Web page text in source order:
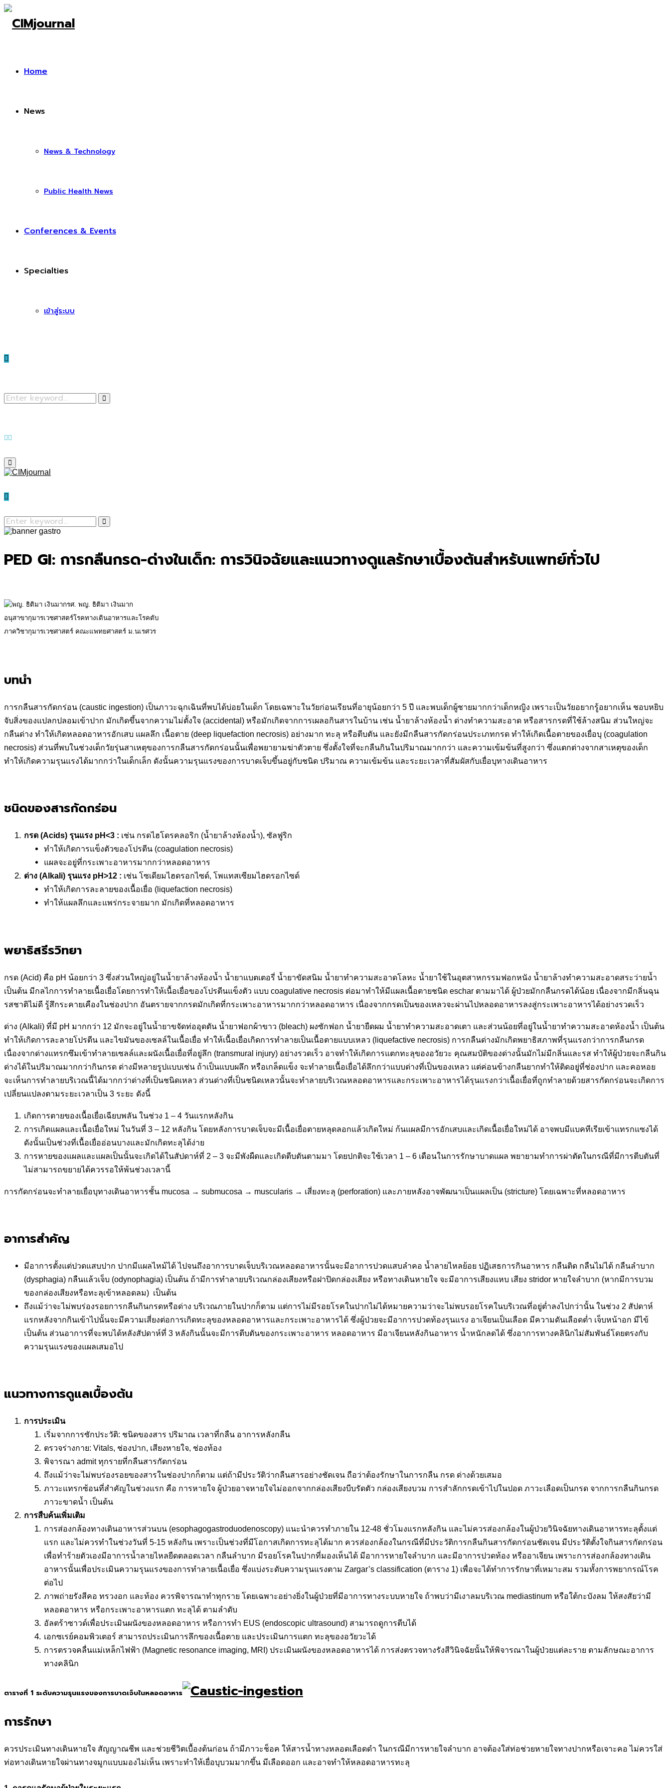
Home
News
News & Technology
Public Health News
Conferences & Events
Specialties
เข้าสู่ระบบ
Search
for:
Search
Facebook
Primary
Menu
Search
for:
Search
PED GI: การกลืนกรด-ด่างในเด็ก: การวินิจฉัยและแนวทางดูแลรักษาเบื้องต้นสำหรับแพทย์ทั่วไป
รศ. พญ. ธิติมา เงินมาก
อนุสาขากุมารเวชศาสตร์โรคทางเดินอาหารและโรคตับ
ภาควิชากุมารเวชศาสตร์ คณะแพทยศาสตร์ ม.นเรศวร
บทนำ
การกลืนสารกัดกร่อน (caustic ingestion) เป็นภาวะฉุกเฉินที่พบได้บ่อยในเด็ก โดยเฉพาะในวัยก่อนเรียนที่อายุน้อยกว่า 5 ปี และพบเด็กผู้ชายมากกว่าเด็กหญิง เพราะเป็นวัยอยากรู้อยากเห็น ชอบหยิบ
จับสิ่งของแปลกปลอมเข้าปาก มักเกิดขึ้นจากความไม่ตั้งใจ (accidental) หรือมักเกิดจากการเผลอกินสารในบ้าน เช่น น้ำยาล้างห้องน้ำ ด่างทำความสะอาด หรือสารกรดที่ใช้ล้างสนิม ส่วนใหญ่จะ
กลืนด่าง ทำให้เกิดหลอดอาหารอักเสบ แผลลึก เนื้อตาย (deep liquefaction necrosis) อย่างมาก ทะลุ หรือตีบตัน และยังมีกลืนสารกัดกร่อนประเภทกรด ทำให้เกิดเนื้อตายของเยื่อบุ (coagulation
necrosis) ส่วนที่พบในช่วงเด็กวัยรุ่นสาเหตุของการกลืนสารกัดกร่อนนั้นเพื่อพยายามฆ่าตัวตาย ซึ่งตั้งใจที่จะกลืนกินในปริมาณมากกว่า และความเข้มข้นที่สูงกว่า ซึ่งแตกต่างจากสาเหตุของเด็ก
ทำให้เกิดความรุนแรงได้มากกว่าในเด็กเล็ก ดังนั้นความรุนแรงของการบาดเจ็บขึ้นอยู่กับชนิด ปริมาณ ความเข้มข้น และระยะเวลาที่สัมผัสกับเยื่อบุทางเดินอาหาร
ชนิดของสารกัดกร่อน
กรด (Acids) รุนแรง pH<3 : เช่น กรดไฮโดรคลอริก (น้ำยาล้างห้องน้ำ), ซัลฟูริก
ทำให้เกิดการแข็งตัวของโปรตีน (coagulation necrosis)
แผลจะอยู่ที่กระเพาะอาหารมากกว่าหลอดอาหาร
ด่าง (Alkali) รุนแรง pH>12 : เช่น โซเดียมไฮดรอกไซด์, โพแทสเซียมไฮดรอกไซด์
ทำให้เกิดการละลายของเนื้อเยื่อ (liquefaction necrosis)
ทำให้แผลลึกและแพร่กระจายมาก มักเกิดที่หลอดอาหาร
พยาธิสรีรวิทยา
กรด (Acid) คือ pH น้อยกว่า 3 ซึ่งส่วนใหญ่อยู่ในน้ำยาล้างห้องน้ำ น้ำยาแบตเตอรี่ น้ำยาขัดสนิม น้ำยาทำความสะอาดโลหะ น้ำยาใช้ในอุตสาหกรรมฟอกหนัง น้ำยาล้างทำความสะอาดสระว่ายน้ำ
เป็นต้น มีกลไกการทำลายเนื้อเยื่อโดยการทำให้เนื้อเยื่อของโปรตีนแข็งตัว แบบ coagulative necrosis ต่อมาทำให้มีแผลเนื้อตายชนิด eschar ตามมาได้ ผู้ป่วยมักกลืนกรดได้น้อย เนื่องจากมีกลิ่นฉุน
รสชาติไม่ดี รู้สึกระคายเคืองในช่องปาก อันตรายจากกรดมักเกิดที่กระเพาะอาหารมากกว่าหลอดอาหาร เนื่องจากกรดเป็นของเหลวจะผ่านไปหลอดอาหารลงสู่กระเพาะอาหารได้อย่างรวดเร็ว
ด่าง (Alkali) ที่มี pH มากกว่า 12 มักจะอยู่ในน้ำยาขจัดท่ออุดตัน น้ำยาฟอกผ้าขาว (bleach) ผงซักฟอก น้ำยายืดผม น้ำยาทำความสะอาดเตา และส่วนน้อยที่อยู่ในน้ำยาทำความสะอาดห้องน้ำ เป็นต้น
ทำให้เกิดการละลายโปรตีน และไขมันของเซลล์ในเนื้อเยื่อ ทำให้เนื้อเยื่อเกิดการทำลายเป็นเนื้อตายแบบเหลว (liquefactive necrosis) การกลืนด่างมักเกิดพยาธิสภาพที่รุนแรงกว่าการกลืนกรด
เนื่องจากด่างแทรกซึมเข้าทำลายเซลล์และผนังเนื้อเยื่อที่อยู่ลึก (transmural injury) อย่างรวดเร็ว อาจทำให้เกิดการแตกทะลุของอวัยวะ คุณสมบัติของด่างนั้นมักไม่มีกลิ่นและรส ทำให้ผู้ป่วยจะกลืนกิน
ด่างได้ในปริมาณมากกว่ากินกรด ด่างมีหลายรูปแบบเช่น ถ้าเป็นแบบผลึก หรือเกล็ดแข็ง จะทำลายเนื้อเยื่อได้ลึกกว่าแบบด่างที่เป็นของเหลว แต่ค่อนข้างกลืนยากทำให้ติดอยู่ที่ช่องปาก และคอหอย
จะเห็นการทำลายบริเวณนี้ได้มากกว่าด่างที่เป็นชนิดเหลว ส่วนด่างที่เป็นชนิดเหลวนั้นจะทำลายบริเวณหลอดอาหารและกระเพาะอาหารได้รุนแรงกว่าเนื้อเยื่อที่ถูกทำลายด้วยสารกัดกร่อนจะเกิดการ
เปลี่ยนแปลงตามระยะเวลาเป็น 3 ระยะ ดังนี้
เกิดการตายของเนื้อเยื่อเฉียบพลัน ในช่วง 1 – 4 วันแรกหลังกิน
การเกิดแผลและเนื้อเยื่อใหม่ ในวันที่ 3 – 12 หลังกิน โดยหลังการบาดเจ็บจะมีเนื้อเยื่อตายหลุดลอกแล้วเกิดใหม่ ก้นแผลมีการอักเสบและเกิดเนื้อเยื่อใหม่ได้ อาจพบมีแบคทีเรียเข้าแทรกแซงได้
ดังนั้นเป็นช่วงที่เนื้อเยื่ออ่อนบางและมักเกิดทะลุได้ง่าย
การหายของแผลและแผลเป็นนั้นจะเกิดได้ในสัปดาห์ที่ 2 – 3 จะมีพังผืดและเกิดตีบตันตามมา โดยปกติจะใช้เวลา 1 – 6 เดือนในการรักษาบาดแผล พยายามทำการผ่าตัดในกรณีที่มีการตีบตันที่
ไม่สามารถขยายได้ควรรอให้พ้นช่วงเวลานี้
การกัดกร่อนจะทำลายเยื่อบุทางเดินอาหารชั้น mucosa → submucosa → muscularis → เสี่ยงทะลุ (perforation) และภายหลังอาจพัฒนาเป็นแผลเป็น (stricture) โดยเฉพาะที่หลอดอาหาร
อาการสำคัญ
มีอาการตั้งแต่ปวดแสบปาก ปากมีแผลไหม้ได้ ไปจนถึงอาการบาดเจ็บบริเวณหลอดอาหารนั้นจะมีอาการปวดแสบลำคอ น้ำลายไหลย้อย ปฏิเสธการกินอาหาร กลืนติด กลืนไม่ได้ กลืนลำบาก
(dysphagia) กลืนแล้วเจ็บ (odynophagia) เป็นต้น ถ้ามีการทำลายบริเวณกล่องเสียงหรือฝาปิดกล่องเสียง หรือทางเดินหายใจ จะมีอาการเสียงแหบ เสียง stridor หายใจลำบาก (หากมีการบวม
ของกล่องเสียงหรือทะลุเข้าหลอดลม) เป็นต้น
ถึงแม้ว่าจะไม่พบร่องรอยการกลืนกินกรดหรือด่าง บริเวณภายในปากก็ตาม แต่การไม่มีรอยโรคในปากไม่ได้หมายความว่าจะไม่พบรอยโรคในบริเวณที่อยู่ต่ำลงไปกว่านั้น ในช่วง 2 สัปดาห์
แรกหลังจากกินเข้าไปนั้นจะมีความเสี่ยงต่อการเกิดทะลุของหลอดอาหารและกระเพาะอาหารได้ ซึ่งผู้ป่วยจะมีอาการปวดท้องรุนแรง อาเจียนเป็นเลือด มีความดันเลือดต่ำ เจ็บหน้าอก มีไข้
เป็นต้น ส่วนอาการที่จะพบได้หลังสัปดาห์ที่ 3 หลังกินนั้นจะมีการตีบตันของกระเพาะอาหาร หลอดอาหาร มีอาเจียนหลังกินอาหาร น้ำหนักลดได้ ซึ่งอาการทางคลินิกไม่สัมพันธ์โดยตรงกับ
ความรุนแรงของแผลเสมอไป
แนวทางการดูแลเบื้องต้น
การประเมิน
เริ่มจากการซักประวัติ: ชนิดของสาร ปริมาณ เวลาที่กลืน อาการหลังกลืน
ตรวจร่างกาย: Vitals, ช่องปาก, เสียงหายใจ, ช่องท้อง
พิจารณา admit ทุกรายที่กลืนสารกัดกร่อน
ถึงแม้ว่าจะไม่พบร่องรอยของสารในช่องปากก็ตาม แต่ถ้ามีประวัติว่ากลืนสารอย่างชัดเจน ถือว่าต้องรักษาในการกลืน กรด ด่างด้วยเสมอ
ภาวะแทรกซ้อนที่สำคัญในช่วงแรก คือ การหายใจ ผู้ป่วยอาจหายใจไม่ออกจากกล่องเสียงบีบรัดตัว กล่องเสียงบวม การสำลักกรดเข้าไปในปอด ภาวะเลือดเป็นกรด จากการกลืนกินกรด
ภาวะขาดน้ำ เป็นต้น
การสืบค้นเพิ่มเติม
การส่องกล้องทางเดินอาหารส่วนบน (esophagogastroduodenoscopy) แนะนำควรทำภายใน 12-48 ชั่วโมงแรกหลังกิน และไม่ควรส่องกล้องในผู้ป่วยวินิจฉัยทางเดินอาหารทะลุตั้งแต่
แรก และไม่ควรทำในช่วงวันที่ 5-15 หลังกิน เพราะเป็นช่วงที่มีโอกาสเกิดการทะลุได้มาก ควรส่องกล้องในกรณีที่มีประวัติการกลืนกินสารกัดกร่อนชัดเจน มีประวัติตั้งใจกินสารกัดกร่อน
เพื่อทำร้ายตัวเองมีอาการน้ำลายไหลยืดตลอดเวลา กลืนลำบาก มีรอยโรคในปากที่มองเห็นได้ มีอาการหายใจลำบาก และมีอาการปวดท้อง หรืออาเจียน เพราะการส่องกล้องทางเดิน
อาหารนั้นเพื่อประเมินความรุนแรงของการทำลายเนื้อเยื่อ ซึ่งแบ่งระดับความรุนแรงตาม Zargar’s classification (ตาราง 1) เพื่อจะได้ทำการรักษาที่เหมาะสม รวมทั้งการพยากรณ์โรค
ต่อไป
ภาพถ่ายรังสีคอ ทรวงอก และท้อง ควรพิจารณาทำทุกราย โดยเฉพาะอย่างยิ่งในผู้ป่วยที่มีอาการทางระบบหายใจ ถ้าพบว่ามีเงาลมบริเวณ mediastinum หรือใต้กะบังลม ให้สงสัยว่ามี
หลอดอาหาร หรือกระเพาะอาหารแตก ทะลุได้ ตามลำดับ
อัลตร้าซาวด์เพื่อประเมินผนังของหลอดอาหาร หรือการทำ EUS (endoscopic ultrasound) สามารถดูการตีบได้
เอกซเรย์คอมพิวเตอร์ สามารถประเมินการลึกของเนื้อตาย และประเมินการแตก ทะลุของอวัยวะได้
การตรวจคลื่นแม่เหล็กไฟฟ้า (Magnetic resonance imaging, MRI) ประเมินผนังของหลอดอาหารได้ การส่งตรวจทางรังสีวินิจฉัยนั้นให้พิจารณาในผู้ป่วยแต่ละราย ตามลักษณะอาการ
ทางคลินิก
ตารางที่ 1 ระดับความรุนแรงของการบาดเจ็บในหลอดอาหาร
การรักษา
ควรประเมินทางเดินหายใจ สัญญาณชีพ และช่วยชีวิตเบื้องต้นก่อน ถ้ามีภาวะช็อค ให้สารน้ำทางหลอดเลือดดำ ในกรณีมีการหายใจลำบาก อาจต้องใส่ท่อช่วยหายใจทางปากหรือเจาะคอ ไม่ควรใส่
ท่อทางเดินหายใจผ่านทางจมูกแบบมองไม่เห็น เพราะทำให้เยื่อบุบวมมากขึ้น มีเลือดออก และอาจทำให้หลอดอาหารทะลุ